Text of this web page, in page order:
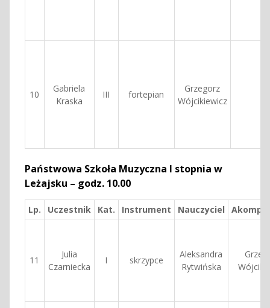
10
Gabriela
Kraska
III fortepian
Grzegorz
Wójcikiewicz
Państwowa Szkoła Muzyczna I stopnia w
Leżajsku – godz. 10.00
Lp. Uczestnik Kat. Instrument Nauczyciel
11
Julia
Czarniecka
I skrzypce
Aleksandra
Rytwińska